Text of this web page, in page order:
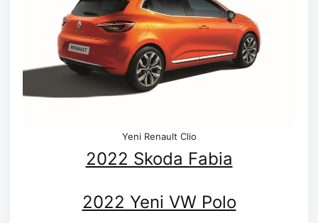
Yeni Renault Clio
2022 Skoda Fabia
2022 Yeni VW Polo